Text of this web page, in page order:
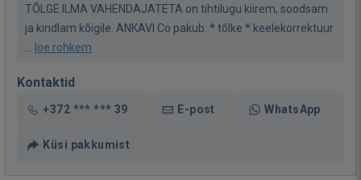
TÕLGE ILMA VAHENDAJATETA on tihtilugu kiirem, soodsam
ja kindlam kõigile. ANKAVI Co pakub: * tõlke * keelekorrektuur
loe rohkem
Kontaktid
+372 *** *** 39 E-post WhatsApp
Küsi pakkumist